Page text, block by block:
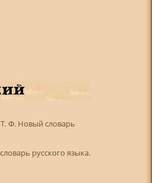
Ф. Новый словарь
русского языка.